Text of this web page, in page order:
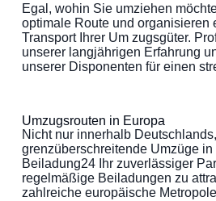
Egal, wohin Sie umziehen
optimale Route und organisieren
Transport Ihrer Um zugsgüter.
unserer langjährigen Erfahrung
unserer Disponenten für einen
Umzugsrouten in Europa
Nicht nur innerhalb
grenzüberschreitende Umzüge in
Beiladung24 Ihr zuverlässiger
regelmäßige Beiladungen zu
zahlreiche europäische